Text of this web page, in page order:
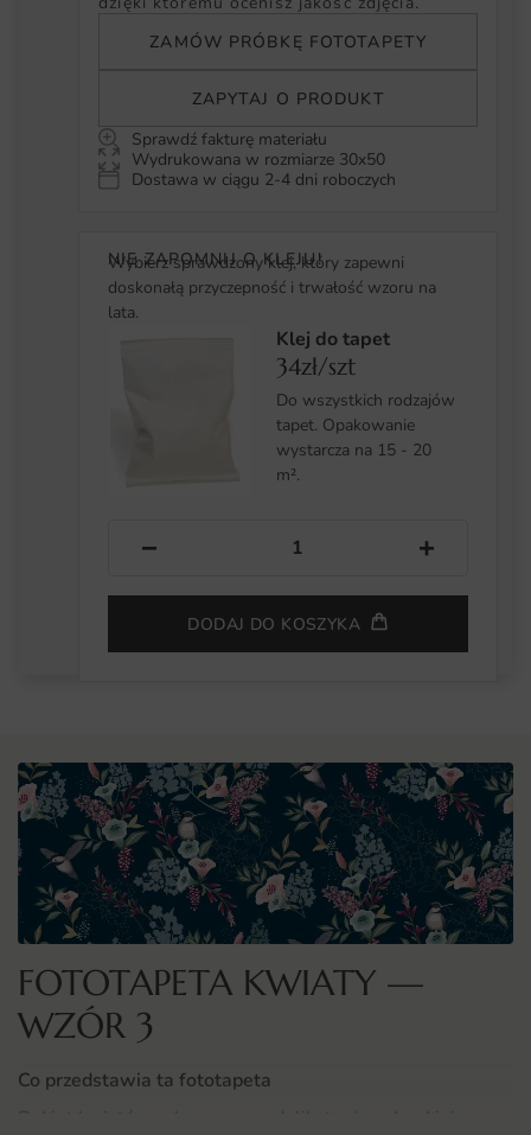
ZAMÓW PRÓBKĘ FOTOTAPETY
ZAPYTAJ O PRODUKT
Sprawdź fakturę materiału
Wydrukowana w rozmiarze 30x50
Dostawa w ciągu 2-4 dni roboczych
NIE ZAPOMNIJ O KLEJU!
Wybierz sprawdzony klej, który zapewni
doskonałą przyczepność i trwałość wzoru na
lata.
Klej do tapet
34zł/szt
Do wszystkich rodzajów
tapet. Opakowanie
wystarcza na 15 - 20
m².
− +
DODAJ DO KOSZYKA
FOTOTAPETA KWIATY —
WZÓR 3
Co przedstawia ta fototapeta